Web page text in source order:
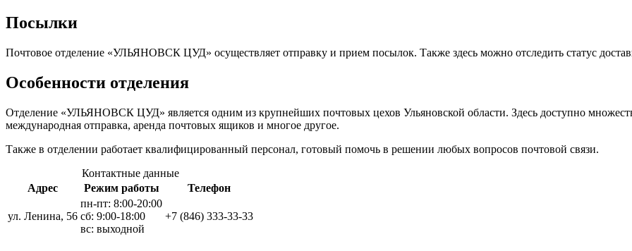
Посылки
Почтовое отделение «УЛЬЯНОВСК ЦУД» осуществляет отправку и прием посылок. Также здесь можно отследить статус
Особенности отделения
Отделение «УЛЬЯНОВСК ЦУД» является одним из крупнейших почтовых цехов Ульяновской области. Здесь доступно
международная отправка, аренда почтовых ящиков и многое другое.
Также в отделении работает квалифицированный персонал, готовый помочь в решении любых вопросов почтовой связи.
Контактные данные
Адрес
Режим работы Телефон
ул. Ленина, 56
пн-пт: 8:00-20:00
сб: 9:00-18:00
вс: выходной
+7 (846) 333-33-33